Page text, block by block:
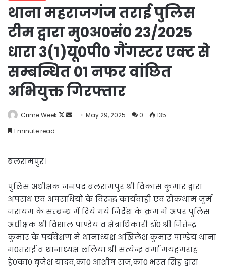
थाना महराजगंज तराई पुलिस
टीम द्वारा मु0अ0सं0 23/2025
धारा 3(1)यू0पी0 गैंगस्टर एक्ट से
सम्बन्धित 01 नफर वांछित
अभियुक्त गिरफ्तार
Crime Week
Follow
SendMay 29, 2025 0
135
1 minute read
बलरामपुर।
पुलिस अधीक्षक जनपद बलरामपुर श्री विकास कुमार द्वारा
अपराध एवं अपराधियों के विरुद्ध कार्यवाही एवं रोकथाम जुर्म
जरायम के सम्बन्ध में दिये गये निर्देश के क्रम में अपर पुलिस
अधीक्षक श्री विशाल पाण्डेय व क्षेत्राधिकारी डॉ0 श्री जितेन्द्र
कुमार के पर्यवेक्षण में थानाध्यक्ष अखिलेश कुमार पाण्डेय थाना
म0तराई व थानाध्यक्ष ललिया श्री सत्येन्द्र वर्मा मयहमराह
हे0कां0 बृजेश यादव,कां0 आशीष राज,कां0 भरत सिंह द्वारा